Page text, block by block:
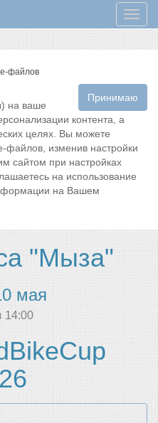
Меню
файлов
Принимаю
на ваше
контента, а
целях. Вы можете
файлов, изменив настройки
сайтом при настройках
на использование
на Вашем
"Мыза"
мая
14:00